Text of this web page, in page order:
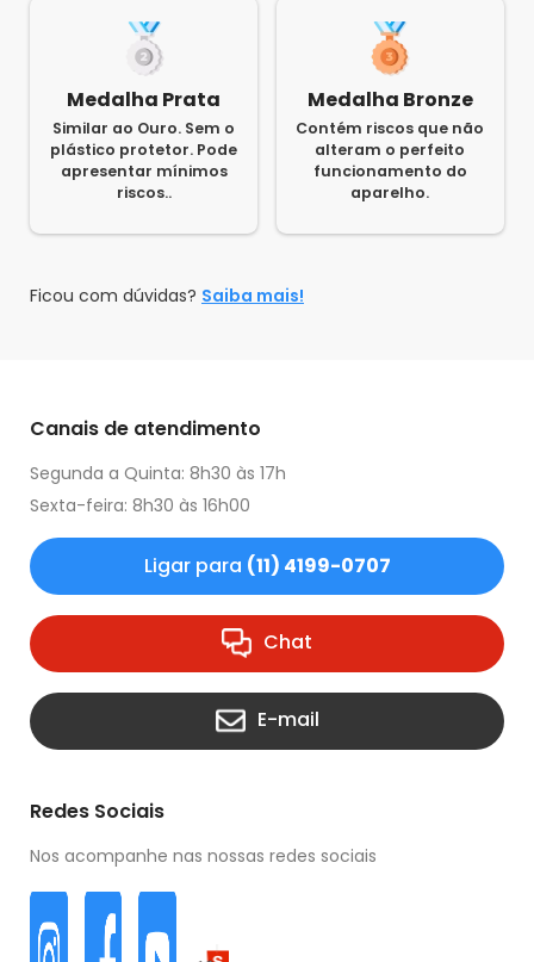
Medalha Prata
Similar ao Ouro. Sem o
plástico protetor. Pode
apresentar mínimos
riscos..
Medalha Bronze
Contém riscos que não
alteram o perfeito
funcionamento do
aparelho.
Ficou com dúvidas? Saiba mais!
Canais de atendimento
Segunda a Quinta: 8h30 às 17h
Sexta-feira: 8h30 às 16h00
Ligar para (11) 4199-0707
Chat
E-mail
Redes Sociais
Nos acompanhe nas nossas redes sociais